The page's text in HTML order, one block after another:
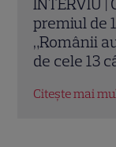
Trupa Re-
emisiunii
acasă cu
120.000 de
Citește mai